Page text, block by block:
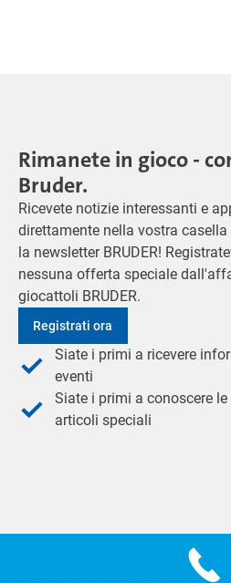
Rimanete in gioco -
Bruder.
Ricevete notizie interessanti e
direttamente nella vostra
la newsletter BRUDER!
nessuna offerta speciale
giocattoli BRUDER.
Registrati ora
Siate i primi a ricevere
eventi
Siate i primi a conoscere
articoli speciali